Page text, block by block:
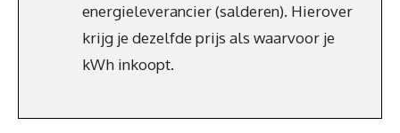
energieleverancier (salderen). Hierover
krijg je dezelfde prijs als waarvoor je
kWh inkoopt.